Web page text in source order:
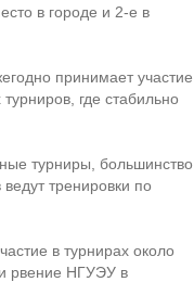
в городе и 2-е в
принимает участие
где стабильно
турниры, большинство
тренировки по
в турнирах около
и рвение НГУЭУ в